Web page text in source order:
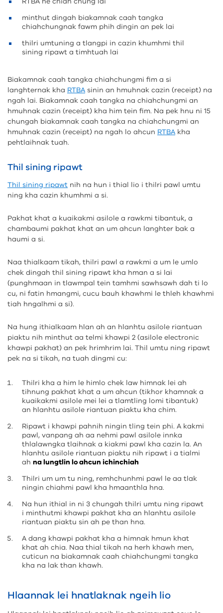
minthut dingah biakamnak caah tangka
chiahchungnak fawm phih dingin an pek lai
thilri umtuning a tlangpi in cazin khumhmi thil
sining ripawt a timhtuah lai
Biakamnak caah tangka chiahchungmi fim a si
langhternak kha RTBA sinin an hmuhnak cazin (receipt) na
ngah lai. Biakamnak caah tangka na chiahchungmi an
hmuhnak cazin (receipt) kha him tein fim. Na pek hnu ni 15
chungah biakamnak caah tangka na chiahchungmi an
hmuhnak cazin (receipt) na ngah lo ahcun RTBA kha
pehtlaihnak tuah.
Thil sining ripawt
Thil sining ripawt nih na hun i thial lio i thilri pawl umtu
ning kha cazin khumhmi a si.
Pakhat khat a kuaikakmi asilole a rawkmi tibantuk, a
chambaumi pakhat khat an um ahcun langhter bak a
haumi a si.
Naa thialkaam tikah, thilri pawl a rawkmi a um le umlo
chek dingah thil sining ripawt kha hman a si lai
(punghmaan in tlawmpal tein tamhmi sawhsawh dah ti lo
cu, ni fatin hmangmi, cucu bauh khawhmi le thleh khawhmi
tiah hngalhmi a si).
Na hung ithialkaam hlan ah an hlanhtu asilole riantuan
piaktu nih minthut aa telmi khawpi 2 (asilole electronic
khawpi pakhat) an pek hrimhrim lai. Thil umtu ning ripawt
pek na si tikah, na tuah dingmi cu:
Thilri kha a him le himlo chek law himnak lei ah
tihnung pakhat khat a um ahcun (tikhor khamnak a
kuaikakmi asilole mei lei a tlamtling lomi tibantuk)
an hlanhtu asilole riantuan piaktu kha chim.
Ripawt i khawpi pahnih ningin tling tein phi. A kakmi
pawl, vanpang ah aa nehmi pawl asilole innka
thlalawngka tlaihnak a kiakmi pawl kha cazin la. An
hlanhtu asilole riantuan piaktu nih ripawt i a tialmi
ah na lungtlin lo ahcun ichinchiah
Thilri um um tu ning, remhchunhmi pawl le aa tlak
ningin chiahmi pawl kha hmaanthla hna.
Na hun ithial in ni 3 chungah thilri umtu ning ripawt
i minthutmi khawpi pakhat kha an hlanhtu asilole
riantuan piaktu sin ah pe than hna.
A dang khawpi pakhat kha a himnak hmun khat
khat ah chia. Naa thial tikah na herh khawh men,
cuticun na biakamnak caah chiahchungmi tangka
kha na lak than khawh.
Hlaannak lei hnatlaknak ngeih lio